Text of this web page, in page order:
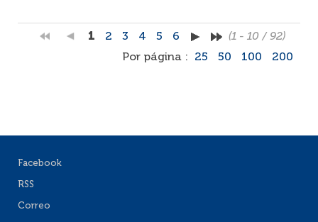
1 2 3 4 5 6
(1 - 10 / 92)
Por página :
25 50 100 200
Facebook
RSS
Correo